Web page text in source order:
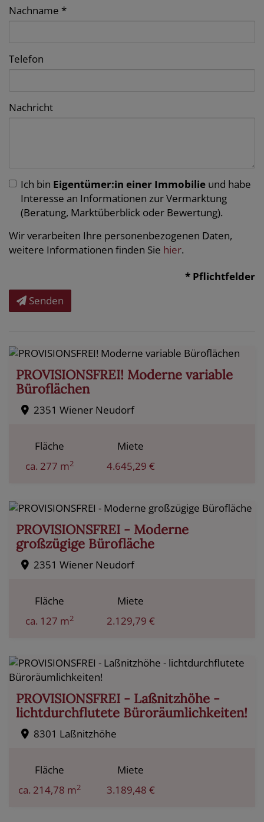
Nachname
Telefon
Nachricht
Ich bin Eigentümer:in einer Immobilie und habe
Interesse an Informationen zur Vermarktung
(Beratung, Marktüberblick oder Bewertung).
Wir verarbeiten Ihre personenbezogenen Daten,
weitere Informationen finden Sie hier.
Senden
* Pflichtfelder
PROVISIONSFREI! Moderne variable
Büroflächen
2351 Wiener Neudorf
Fläche
ca. 277 m2
Miete
4.645,29 €
PROVISIONSFREI - Moderne
großzügige Bürofläche
2351 Wiener Neudorf
Fläche
ca. 127 m2
Miete
2.129,79 €
PROVISIONSFREI - Laßnitzhöhe -
lichtdurchflutete Büroräumlichkeiten!
8301 Laßnitzhöhe
Fläche
ca. 214,78 m2
Miete
3.189,48 €